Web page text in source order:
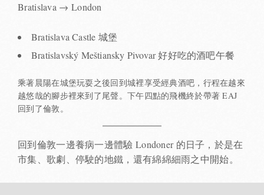
Bratislava → London
Bratislava Castle 城堡
Bratislavský Meštiansky Pivovar 好好吃的酒吧午餐
乘著晨陽在城堡玩耍之後回到城裡享受經典酒吧，行程在越來
越悠哉的腳步裡來到了尾聲。下午四點的飛機終於帶著 EAJ
回到了倫敦。
回到倫敦一邊養病一邊體驗 Londoner 的日子，於是在
市集、歌劇、停駛的地鐵，還有綿綿細雨之中開始。